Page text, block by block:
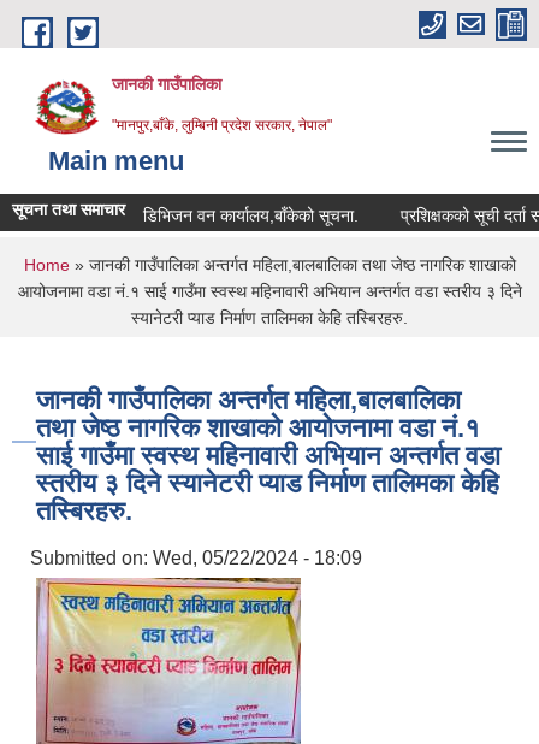
Skip to main content
जानकी गाउँपालिका
"मानपुर,बाँके, लुम्बिनी प्रदेश सरकार, नेपाल"
Main menu
सूचना तथा समाचारडिभिजन वन कार्यालय,बाँकेको सूचना. प्रशिक्षकको सूची दर्ता सम्बन्धी
You are here
Home» जानकी गाउँपालिका अन्तर्गत महिला,बालबालिका तथा जेष्ठ नागरिक शाखाको
आयोजनामा वडा नं.१ साई गाउँमा स्वस्थ महिनावारी अभियान अन्तर्गत वडा स्तरीय ३ दिने
स्यानेटरी प्याड निर्माण तालिमका केहि तस्बिरहरु.
जानकी गाउँपालिका अन्तर्गत महिला,बालबालिका
तथा जेष्ठ नागरिक शाखाको आयोजनामा वडा नं.१
साई गाउँमा स्वस्थ महिनावारी अभियान अन्तर्गत वडा
स्तरीय ३ दिने स्यानेटरी प्याड निर्माण तालिमका केहि
तस्बिरहरु.
Submitted on: Wed, 05/22/2024 - 18:09